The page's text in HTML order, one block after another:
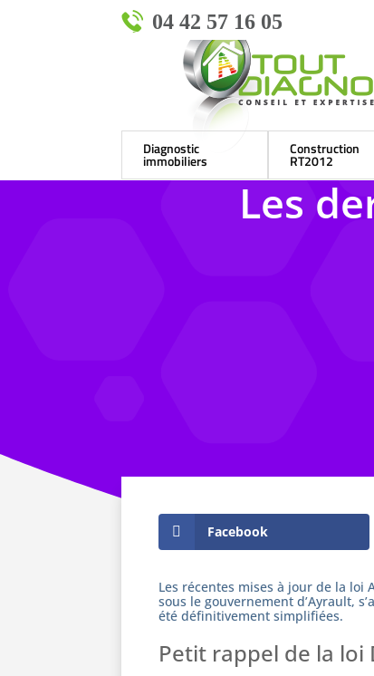
04 42 57 16 05
Diagnostic
immobiliers
Construction
RT2012
Les
Facebook
Les récentes mises à jour de la loi
sous le gouvernement d’Ayrault,
été définitivement simplifiées.
Petit rappel de la loi